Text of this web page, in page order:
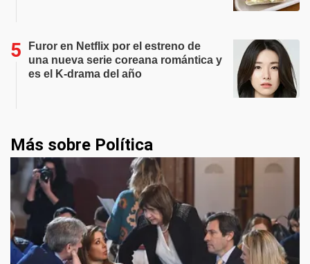
Furor en Netflix por el estreno de
una nueva serie coreana romántica y
es el K-drama del año
Más sobre Política